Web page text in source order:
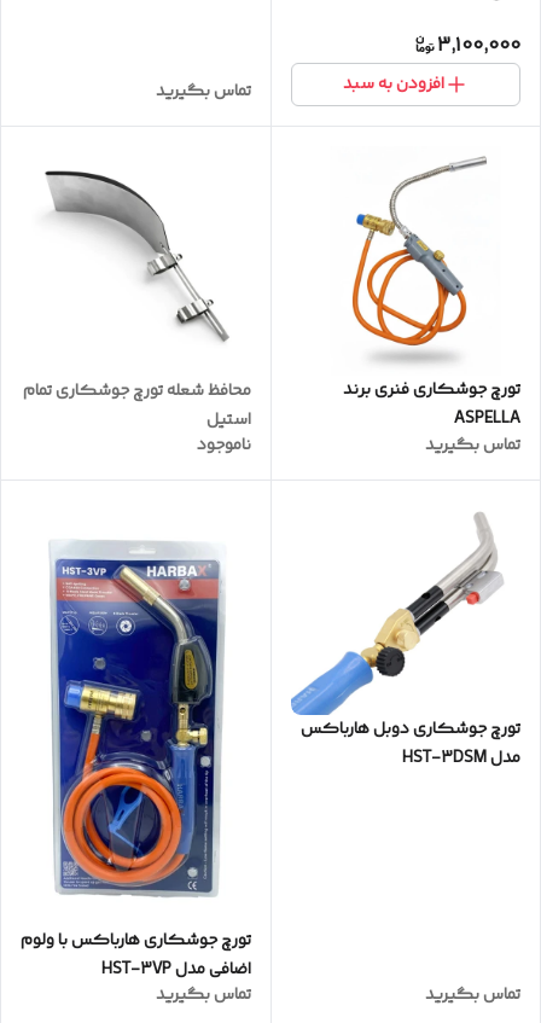
3,100,000
افزودن به سبد تماس بگیرید
تورچ جوشکاری فنری برند
ASPELLA
تماس بگیرید
محافظ شعله تورچ جوشکاری تمام
استیل
ناموجود
تورچ جوشکاری دوبل هارباکس
مدل HST-3DSM
تماس بگیرید
تورچ جوشکاری هارباکس با ولوم
اضافی مدل HST-3VP
تماس بگیرید